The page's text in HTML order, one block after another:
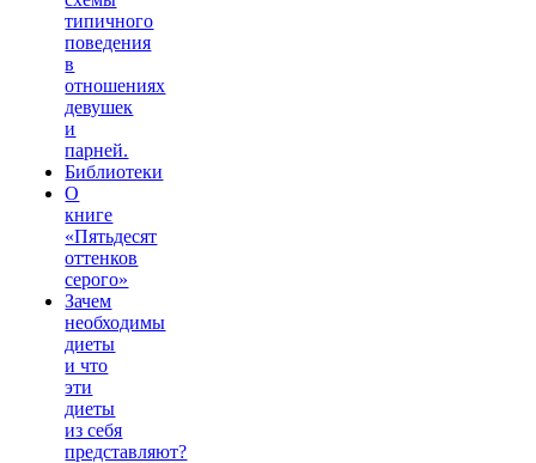
типичного
поведения
в
отношениях
девушек
и
парней.
Библиотеки
О
книге
«Пятьдесят
оттенков
серого»
Зачем
необходимы
диеты
и что
эти
диеты
из себя
представляют?